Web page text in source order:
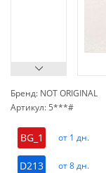
Бренд: NOT ORIGINAL
Артикул: 5***#
BG_1 от 1 дн.
D213 от 8 дн.